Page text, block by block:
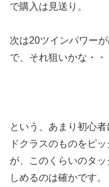
で購入は見送り。
次は20ツインパワー
で、それ狙いかな・・
という、あまり初心
ドクラスのものをピ
が、このくらいのタ
しめるのは確かです。